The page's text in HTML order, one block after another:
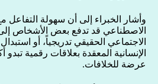
وأشار الخبراء إلى أن سهولة التفاعل
الاصطناعي قد تدفع بعض الأشخاص
الاجتماعي الحقيقي تدريجياً، أو
الإنسانية المعقدة بعلاقات رقمية تبدو
عرضة للخلافات.